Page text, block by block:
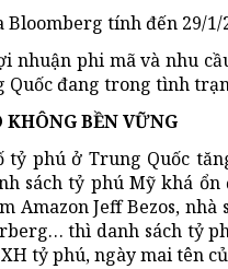
Bloomberg tính đến 29/
nhuận phi mã và nhu
Quốc đang trong tình
KHÔNG BỀN VỮNG
tỷ phú ở Trung Quốc
sách tỷ phú Mỹ khá
Amazon Jeff Bezos,
thì danh sách tỷ
tỷ phú, ngày mai tên